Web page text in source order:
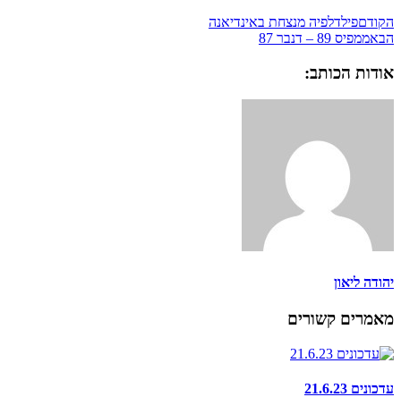
הקודםפילדלפיה מנצחת באינדיאנה
הבאממפיס 89 – דנבר 87
אודות הכותב:
יהודה ליאון
מאמרים קשורים
עדכונים 21.6.23